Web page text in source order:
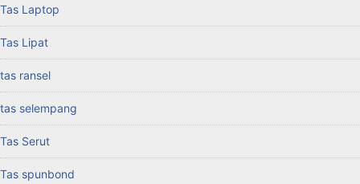
Tas Laptop
Tas Lipat
tas ransel
tas selempang
Tas Serut
Tas spunbond